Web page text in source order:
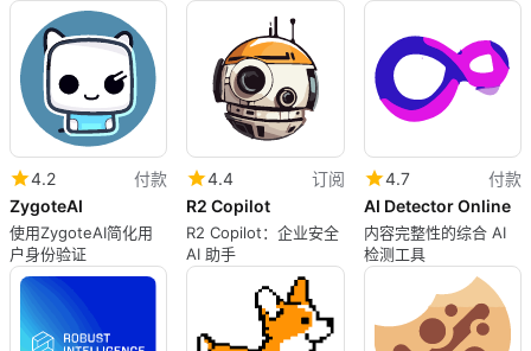
4.2
付款
ZygoteAI
使用ZygoteAI简化用
户身份验证
4.4
订阅
R2 Copilot
R2 Copilot：企业安全
AI 助手
4.7
付款
AI Detector Online
内容完整性的综合 AI
检测工具